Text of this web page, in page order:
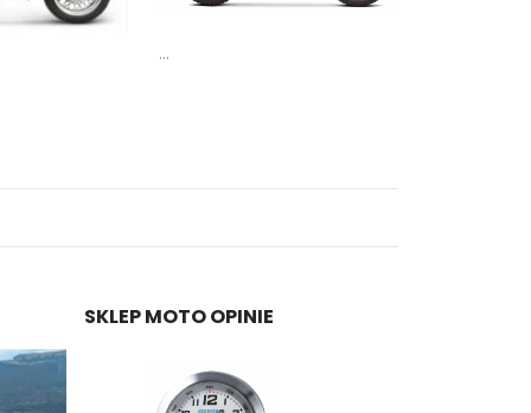
...
SKLEP MOTO OPINIE